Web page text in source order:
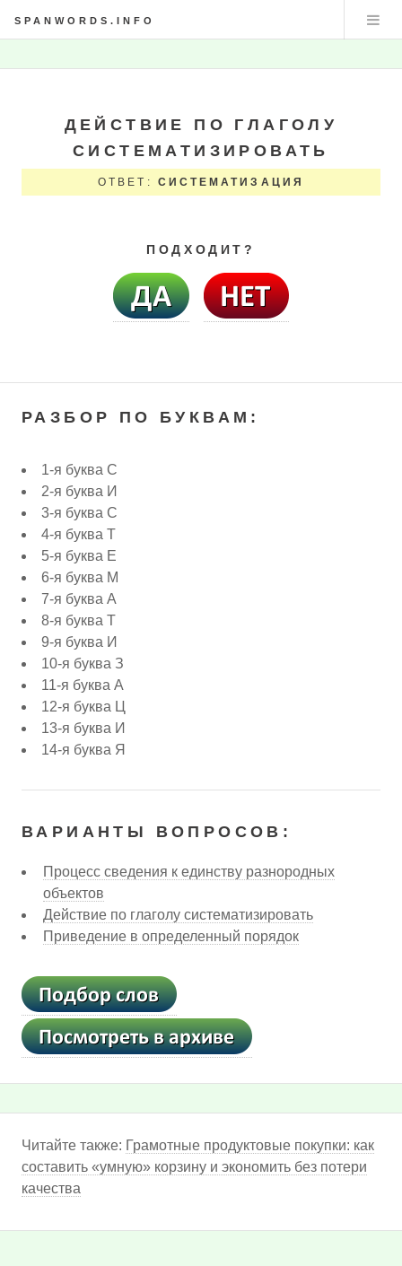
SPANWORDS.INFO
ДЕЙСТВИЕ ПО ГЛАГОЛУ
СИСТЕМАТИЗИРОВАТЬ
ОТВЕТ: СИСТЕМАТИЗАЦИЯ
ПОДХОДИТ?
РАЗБОР ПО БУКВАМ:
1-я буква С
2-я буква И
3-я буква С
4-я буква Т
5-я буква Е
6-я буква М
7-я буква А
8-я буква Т
9-я буква И
10-я буква З
11-я буква А
12-я буква Ц
13-я буква И
14-я буква Я
ВАРИАНТЫ ВОПРОСОВ:
Процесс сведения к единству разнородных
объектов
Действие по глаголу систематизировать
Приведение в определенный порядок
Читайте также: Грамотные продуктовые покупки: как
составить «умную» корзину и экономить без потери
качества